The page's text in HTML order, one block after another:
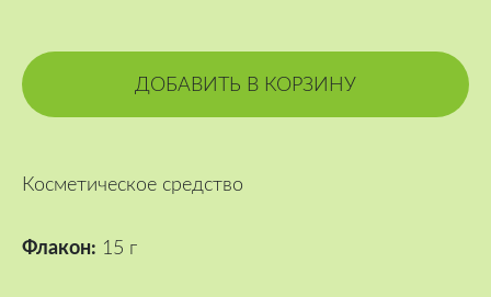
ДОБАВИТЬ В КОРЗИНУ
Косметическое средство
Флакон: 15 г